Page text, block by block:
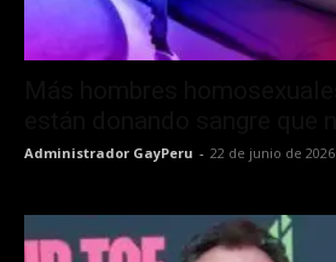
Administrador GayPeru - 22 de junio de 2026